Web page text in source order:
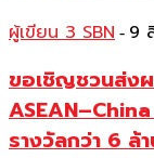
ผู้เขียน 3 SBN - 9
ขอเชิญชวนส่ง
รางวัลกว่า 6 ล้